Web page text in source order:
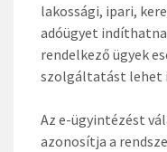
lakossági, ipari,
adóügyet
rendelkező ügyek
szolgáltatást lehet
Az e-ügyintézést
azonosítja a